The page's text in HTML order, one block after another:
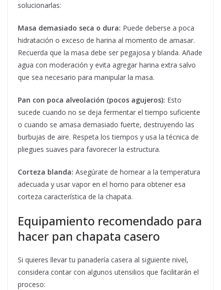
solucionarlas:
Masa demasiado seca o dura: Puede deberse a poca
hidratación o exceso de harina al momento de amasar.
Recuerda que la masa debe ser pegajosa y blanda. Añade
agua con moderación y evita agregar harina extra salvo
que sea necesario para manipular la masa.
Pan con poca alveolación (pocos agujeros): Esto
sucede cuando no se deja fermentar el tiempo suficiente
o cuando se amasa demasiado fuerte, destruyendo las
burbujas de aire. Respeta los tiempos y usa la técnica de
pliegues suaves para favorecer la estructura.
Corteza blanda: Asegúrate de hornear a la temperatura
adecuada y usar vapor en el horno para obtener esa
corteza característica de la chapata.
Equipamiento recomendado para
hacer pan chapata casero
Si quieres llevar tu panadería casera al siguiente nivel,
considera contar con algunos utensilios que facilitarán el
proceso: